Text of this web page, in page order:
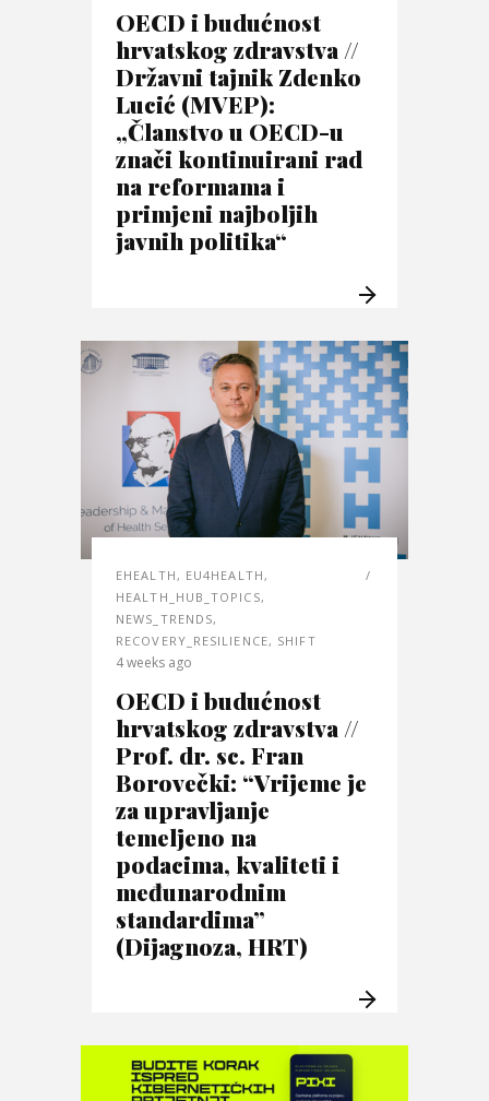
OECD i budućnost
hrvatskog zdravstva //
Državni tajnik Zdenko
Lucić (MVEP):
„Članstvo u OECD-u
znači kontinuirani rad
na reformama i
primjeni najboljih
javnih politika“
EHEALTH , EU4HEALTH ,
HEALTH_HUB_TOPICS,
NEWS_TRENDS,
RECOVERY_RESILIENCE, SHIFT
4 weeks ago
OECD i budućnost
hrvatskog zdravstva //
Prof. dr. sc. Fran
Borovečki: “Vrijeme je
za upravljanje
temeljeno na
podacima, kvaliteti i
međunarodnim
standardima”
(Dijagnoza, HRT)